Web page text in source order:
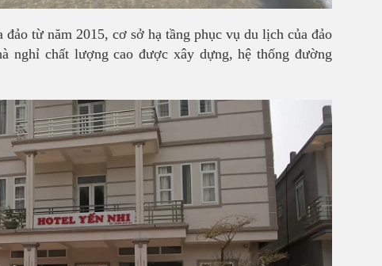
từ năm 2015, cơ sở hạ tầng phục vụ du lịch của đảo
nghỉ chất lượng cao được xây dựng, hệ thống đường